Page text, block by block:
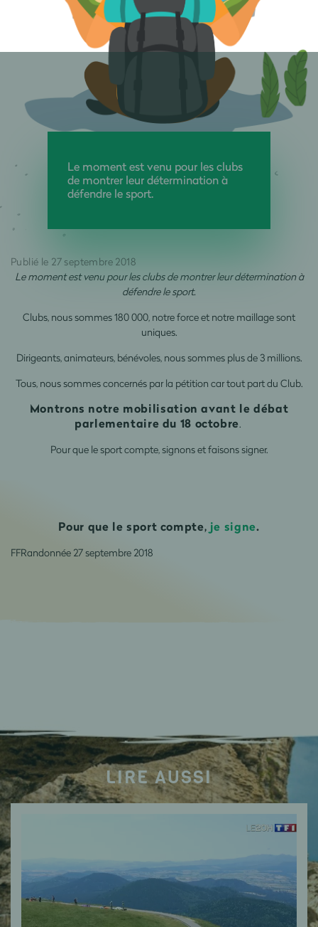
Le moment est venu pour les clubs
de montrer leur détermination à
défendre le sport.
Publié le 27 septembre 2018
Le moment est venu pour les clubs de montrer leur détermination à
défendre le sport.
Clubs, nous sommes 180 000, notre force et notre maillage sont
uniques.
Dirigeants, animateurs, bénévoles, nous sommes plus de 3 millions.
Tous, nous sommes concernés par la pétition car tout part du Club.
Montrons notre mobilisation avant le débat
parlementaire du 18 octobre.
Pour que le sport compte, signons et faisons signer.
Pour que le sport compte, je signe.
FFRandonnée 27 septembre 2018
LIRE AUSSI